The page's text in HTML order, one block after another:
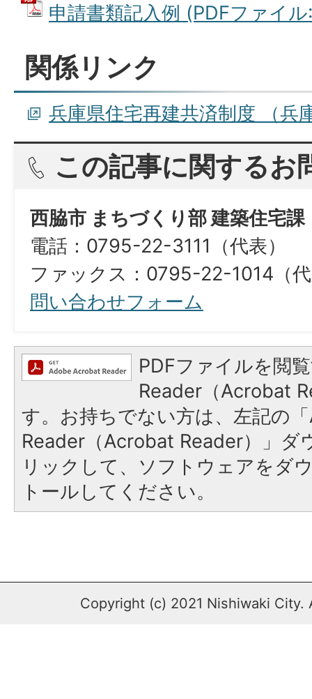
申請書類記入例 (PDFファイ
関係リンク
兵庫県住宅再建共済制度 （兵
この記事に関するお
西脇市 まちづくり部 建築住宅課
電話：0795-22-3111（代表）
ファックス：0795-22-1014（
問い合わせフォーム
PDFファイルを閲
Reader（Acrobat
す。お持ちでない方は、左記の
Reader（Acrobat Reader）」ダ
リックして、ソフトウェアをダ
トールしてください。
Copyright (c) 2021 Nishiwaki City.